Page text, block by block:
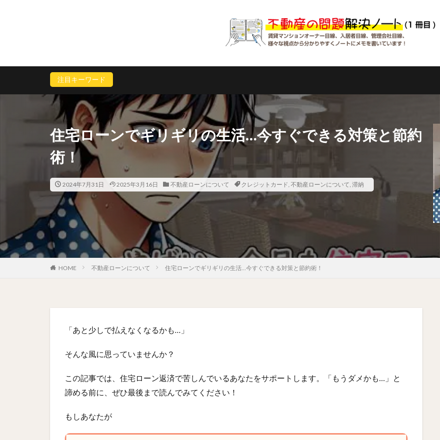
注目キーワード
住宅ローンでギリギリの生活…今すぐできる対策と節約
術！
2024年7月31日 2025年3月16日 不動産ローンについて クレジットカード, 不動産ローンについて, 滞納
HOME 不動産ローンについて 住宅ローンでギリギリの生活…今すぐできる対策と節約術！
「あと少しで払えなくなるかも…」
そんな風に思っていませんか？
この記事では、住宅ローン返済で苦しんでいるあなたをサポートします。「もうダメかも…」と
諦める前に、ぜひ最後まで読んでみてください！
もしあなたが